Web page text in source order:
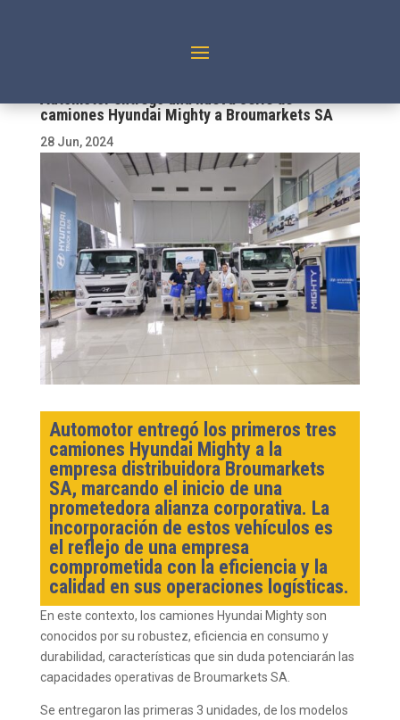
Automotor entregó una nueva serie de
camiones Hyundai Mighty a Broumarkets SA
28 Jun, 2024
Automotor entregó los primeros tres
camiones Hyundai Mighty a la
empresa distribuidora Broumarkets
SA, marcando el inicio de una
prometedora alianza corporativa. La
incorporación de estos vehículos es
el reflejo de una empresa
comprometida con la eficiencia y la
calidad en sus operaciones logísticas.
En este contexto, los camiones Hyundai Mighty son
conocidos por su robustez, eficiencia en consumo y
durabilidad, características que sin duda potenciarán las
capacidades operativas de Broumarkets SA.
Se entregaron las primeras 3 unidades, de los modelos